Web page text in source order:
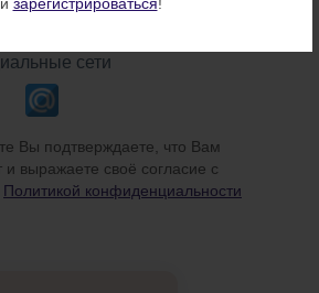
сети
Вы подтверждаете, что Вам
и выражаете своё согласие с
Политикой конфиденциальности